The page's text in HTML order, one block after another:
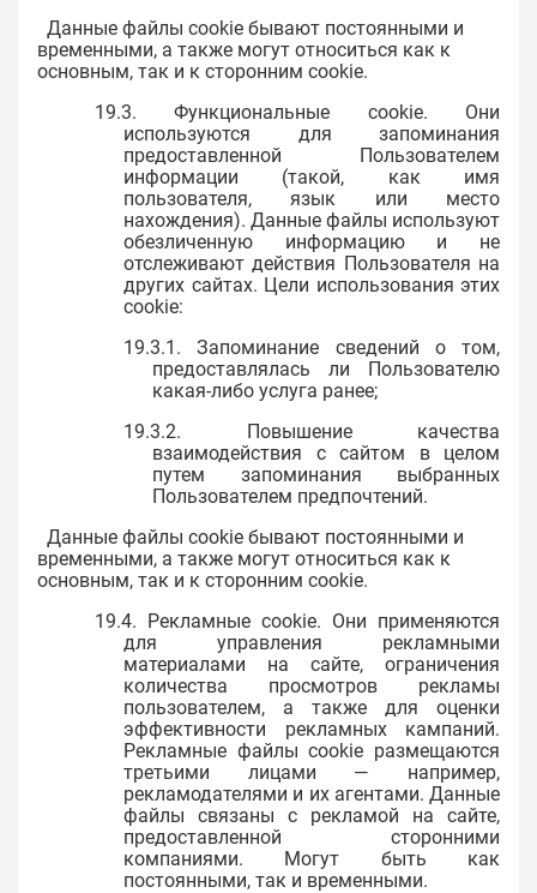
Данные файлы cookie бывают постоянными и
временными, а также могут относиться как к
основным, так и к сторонним cookie.
19.3. Функциональные cookie. Они
используются для запоминания
предоставленной Пользователем
информации (такой, как имя
пользователя, язык или место
нахождения). Данные файлы используют
обезличенную информацию и не
отслеживают действия Пользователя на
других сайтах. Цели использования этих
cookie:
19.3.1. Запоминание сведений о том,
предоставлялась ли Пользователю
какая-либо услуга ранее;
19.3.2. Повышение качества
взаимодействия с сайтом в целом
путем запоминания выбранных
Пользователем предпочтений.
Данные файлы cookie бывают постоянными и
временными, а также могут относиться как к
основным, так и к сторонним cookie.
19.4. Рекламные cookie. Они применяются
для управления рекламными
материалами на сайте, ограничения
количества просмотров рекламы
пользователем, а также для оценки
эффективности рекламных кампаний.
Рекламные файлы cookie размещаются
третьими лицами — например,
рекламодателями и их агентами. Данные
файлы связаны с рекламой на сайте,
предоставленной сторонними
компаниями. Могут быть как
постоянными, так и временными.